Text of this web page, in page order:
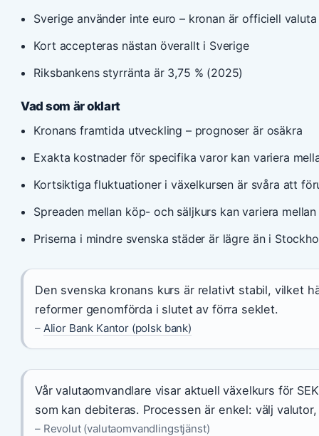
Sverige använder inte euro – kronan är officiell valuta
Kort accepteras nästan överallt i Sverige
Riksbankens styrränta är 3,75 % (2025)
Vad som är oklart
Kronans framtida utveckling – prognoser är osäkra
Exakta kostnader för specifika varor kan variera
Kortsiktiga fluktuationer i växelkursen är svåra att
Spreaden mellan köp- och säljkurs kan variera
Priserna i mindre svenska städer är lägre än i
Den svenska kronans kurs är relativt stabil, vilket
reformer genomförda i slutet av förra seklet.
– Alior Bank Kantor (polsk bank)
Vår valutaomvandlare visar aktuell växelkurs för
som kan debiteras. Processen är enkel: välj
– Revolut (valutaomvandlingstjänst)